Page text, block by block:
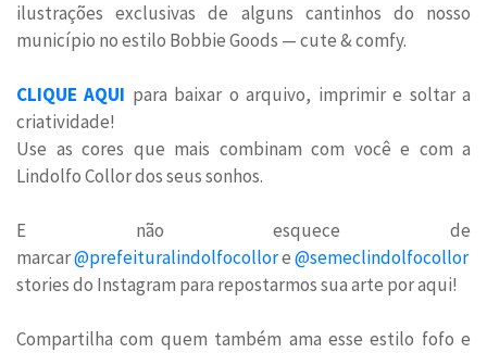
ilustrações exclusivas de alguns cantinhos do nosso
município no estilo Bobbie Goods — cute & comfy.
CLIQUE AQUI para baixar o arquivo, imprimir e soltar a
criatividade!
Use as cores que mais combinam com você e com a
Lindolfo Collor dos seus sonhos.
E não esquece de
marcar@prefeituralindolfocollore@semeclindolfocollor
stories do Instagram para repostarmos sua arte por aqui!
Compartilha com quem também ama esse estilo fofo e